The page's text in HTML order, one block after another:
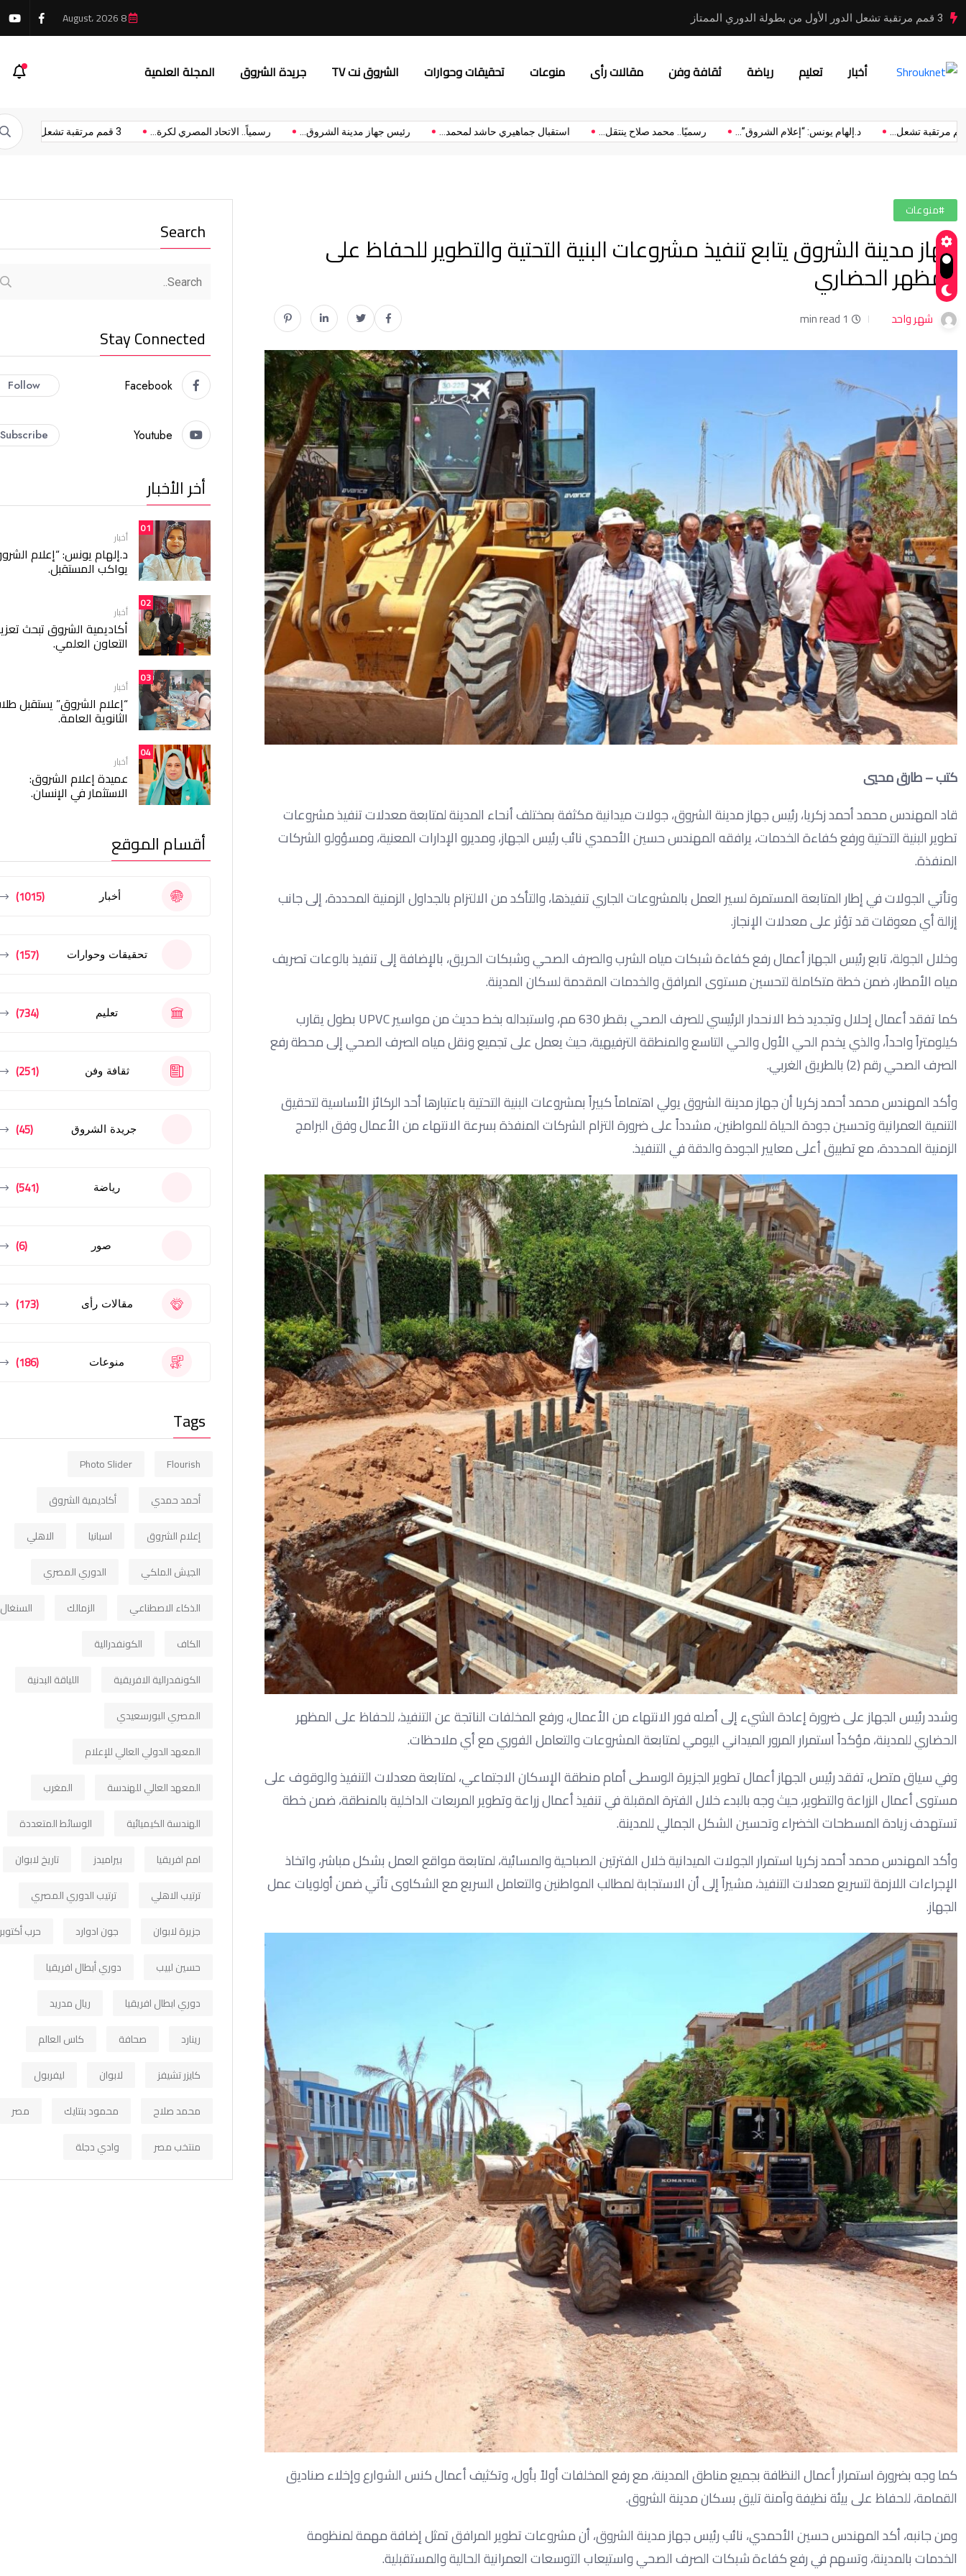
رسمياً.. الاتحاد المصري لكرة القدم يجدد عقد حسام حسن بعد
أخبار تعليم رياضة ثقافة وفن مقالات رأى منوعات تحقيقات وحوارات الشروق نت TV جريدة الشروق المجلة العلمية
3 قمم مرتقبة تشعل... رسمياً.. الاتحاد المصري لكرة... رئيس جهاز مدينة الشروق... استقبال جماهيري حاشد لمحمد... رسميًا.. محمد صلاح ينتقل... د.إلهام يونس: “إعلام الشروق”... 3 قمم مرتقبة تشعل... لكرة...
#منوعات
جهاز مدينة الشروق يتابع تنفيذ مشروعات البنية التحتية والتطوير للحفاظ على
المظهر الحضاري
شهر واحد 1 min read
كتب – طارق محيي
قاد المهندس محمد أحمد زكريا، رئيس جهاز مدينة الشروق، جولات ميدانية مكثفة بمختلف أنحاء المدينة لمتابعة معدلات تنفيذ مشروعات
تطوير البنية التحتية ورفع كفاءة الخدمات، يرافقه المهندس حسين الأحمدي نائب رئيس الجهاز، ومديرو الإدارات المعنية، ومسؤولو الشركات
المنفذة.
وتأتي الجولات في إطار المتابعة المستمرة لسير العمل بالمشروعات الجاري تنفيذها، والتأكد من الالتزام بالجداول الزمنية المحددة، إلى جانب
إزالة أي معوقات قد تؤثر على معدلات الإنجاز.
وخلال الجولة، تابع رئيس الجهاز أعمال رفع كفاءة شبكات مياه الشرب والصرف الصحي وشبكات الحريق، بالإضافة إلى تنفيذ بالوعات تصريف
مياه الأمطار، ضمن خطة متكاملة لتحسين مستوى المرافق والخدمات المقدمة لسكان المدينة.
كما تفقد أعمال إحلال وتجديد خط الانحدار الرئيسي للصرف الصحي بقطر 630 مم، واستبداله بخط حديث من مواسير UPVC بطول يقارب
كيلومتراً واحداً، والذي يخدم الحي الأول والحي التاسع والمنطقة الترفيهية، حيث يعمل على تجميع ونقل مياه الصرف الصحي إلى محطة رفع
الصرف الصحي رقم (2) بالطريق الغربي.
وأكد المهندس محمد أحمد زكريا أن جهاز مدينة الشروق يولي اهتماماً كبيراً بمشروعات البنية التحتية باعتبارها أحد الركائز الأساسية لتحقيق
التنمية العمرانية وتحسين جودة الحياة للمواطنين، مشدداً على ضرورة التزام الشركات المنفذة بسرعة الانتهاء من الأعمال وفق البرامج
الزمنية المحددة، مع تطبيق أعلى معايير الجودة والدقة في التنفيذ.
وشدد رئيس الجهاز على ضرورة إعادة الشيء إلى أصله فور الانتهاء من الأعمال، ورفع المخلفات الناتجة عن التنفيذ، للحفاظ على المظهر
الحضاري للمدينة، مؤكداً استمرار المرور الميداني اليومي لمتابعة المشروعات والتعامل الفوري مع أي ملاحظات.
وفي سياق متصل، تفقد رئيس الجهاز أعمال تطوير الجزيرة الوسطى أمام منطقة الإسكان الاجتماعي، لمتابعة معدلات التنفيذ والوقوف على
مستوى أعمال الزراعة والتطوير، حيث وجه بالبدء خلال الفترة المقبلة في تنفيذ أعمال زراعة وتطوير المربعات الداخلية بالمنطقة، ضمن خطة
تستهدف زيادة المسطحات الخضراء وتحسين الشكل الجمالي للمدينة.
وأكد المهندس محمد أحمد زكريا استمرار الجولات الميدانية خلال الفترتين الصباحية والمسائية، لمتابعة مواقع العمل بشكل مباشر، واتخاذ
الإجراءات اللازمة لتسريع معدلات التنفيذ، مشيراً إلى أن الاستجابة لمطالب المواطنين والتعامل السريع مع الشكاوى تأتي ضمن أولويات عمل
الجهاز.
كما وجه بضرورة استمرار أعمال النظافة بجميع مناطق المدينة، مع رفع المخلفات أولاً بأول، وتكثيف أعمال كنس الشوارع وإخلاء صناديق
القمامة، للحفاظ على بيئة نظيفة وآمنة تليق بسكان مدينة الشروق.
ومن جانبه، أكد المهندس حسين الأحمدي، نائب رئيس جهاز مدينة الشروق، أن مشروعات تطوير المرافق تمثل إضافة مهمة لمنظومة
الخدمات بالمدينة، وتسهم في رفع كفاءة شبكات الصرف الصحي واستيعاب التوسعات العمرانية الحالية والمستقبلية.
Search
Stay Connected
Facebook
Follow
Youtube
Subscribe
أخر الأخبار
01
أخبار
د.إلهام يونس: “إعلام
يواكب المستقبل.
02
أخبار
أكاديمية الشروق تبحث
التعاون العلمي.
03
أخبار
“إعلام الشروق” يستقبل
الثانوية العامة.
04
أخبار
عميدة إعلام الشروق:
الاستثمار في الإنسان.
أقسام الموقع
أخبار (1015)
تحقيقات وحوارات (157)
تعليم (734)
ثقافة وفن (251)
جريدة الشروق (45)
رياضة (541)
صور (6)
مقالات رأى (173)
منوعات (186)
Tags
Flourish
Photo Slider
أحمد حمدي
أكاديمية الشروق
إعلام الشروق
اسبانيا
الاهلي
الجيش الملكي
الدوري المصري
الذكاء الاصطناعي
الزمالك
السنغال
الكاف
الكونفدرالية
الكونفدرالية الافريقية
اللياقة البدنية
المصري البورسعيدي
المعهد الدولي العالي للإعلام
المعهد العالي للهندسة
المغرب
الهندسة الكيميائية
الوسائط المتعددة
امم افريقيا
بيراميدز
تاريخ لابوان
ترتيب الاهلي
ترتيب الدوري المصري
جزيرة لابوان
جون ادوارد
حرب أكتوبر
حسين لبيب
دوري أبطال افريقيا
دوري ابطال افريقيا
ريال مدريد
رينارد
صحافة
كاس العالم
كايزر تشيفز
لابوان
ليفربول
محمد صلاح
محمود بنتايك
مصر
منتخب مصر
وادي دجلة